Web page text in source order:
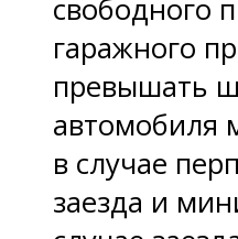
свободного
гаражного
превышать
автомобиля
в случае
заезда и